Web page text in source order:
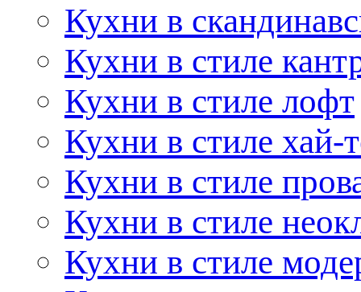
Кухни в
Кухни в стиле
Кухни в стиле лофт
Кухни в стиле хай-
Кухни в стиле
Кухни в стиле
Кухни в стиле